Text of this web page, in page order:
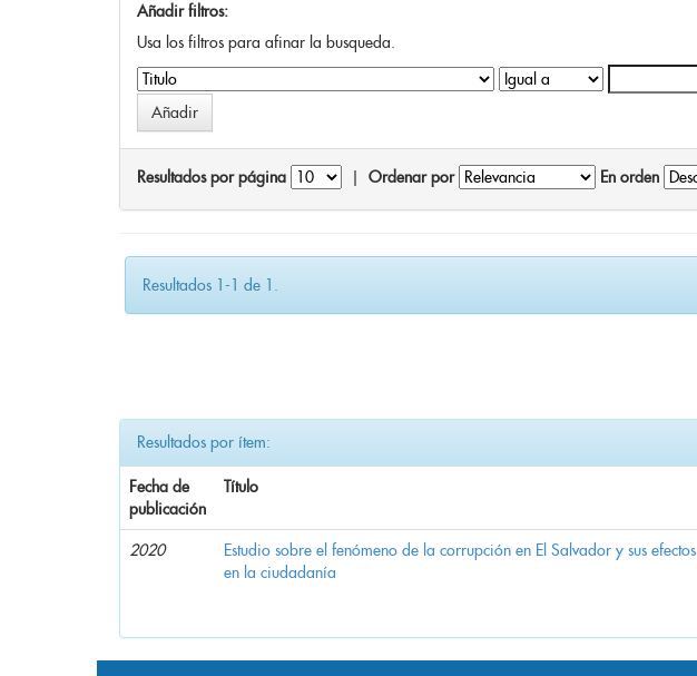
Añadir filtros:
Usa los filtros para afinar la busqueda.
Resultados por página Ordenar por En orden
Resultados 1-1 de 1.
Resultados por ítem:
Fecha de
publicación
Título
2020
Estudio sobre el fenómeno de la corrupción en El Salvador y sus efectos
en la ciudadanía